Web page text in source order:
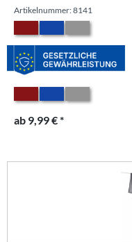
Artikelnummer: 8141
ab 9,99 € *